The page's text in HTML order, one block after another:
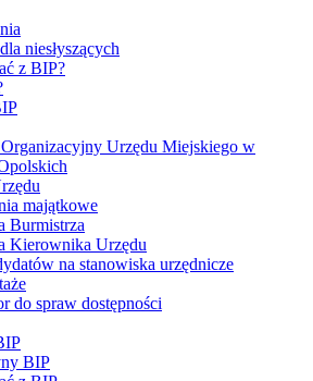
niesłyszących
z BIP?
Urzędu Miejskiego w
majątkowe
Burmistrza
Kierownika Urzędu
na stanowiska urzędnicze
do spraw dostępności
BIP